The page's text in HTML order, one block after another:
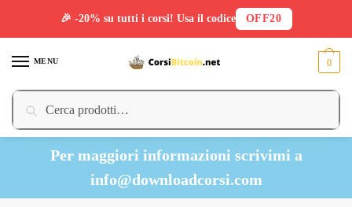
MENU
Cerca:
Cerca
0
Per maggiori informazioni scrivimi a
info@downloadcorsi.com
🎉 -20% su tutti i corsi! Usa il codice OFF20